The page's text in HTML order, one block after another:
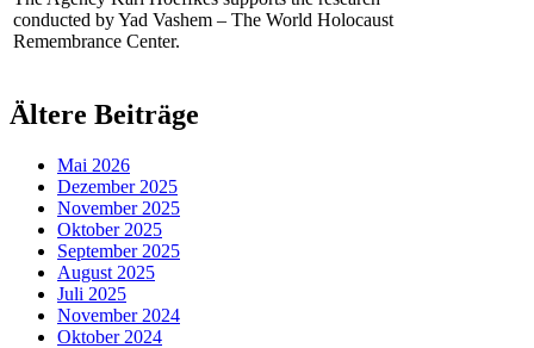
conducted by Yad Vashem – The World Holocaust
Remembrance Center.
Ältere Beiträge
Mai 2026
Dezember 2025
November 2025
Oktober 2025
September 2025
August 2025
Juli 2025
November 2024
Oktober 2024